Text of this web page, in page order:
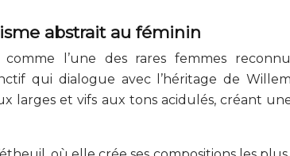
abstrait au féminin
comme l’une des rares femmes
qui dialogue avec l’héritage de
larges et vifs aux tons acidulés, créant